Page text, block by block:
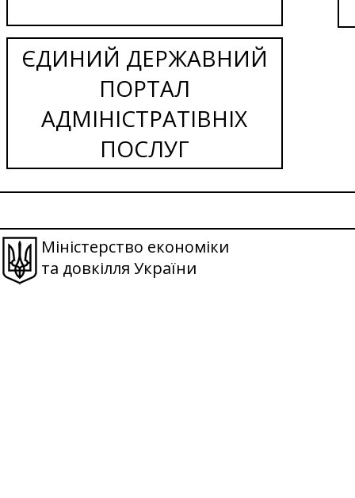
ЄДИНИЙ ДЕРЖАВНИЙ
ПОРТАЛ
АДМІНІСТРАТІВНІХ
ПОСЛУГ
Міністерство економіки
та довкілля України